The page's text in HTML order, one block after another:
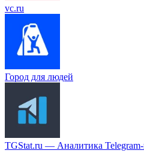
vc.ru
Город для людей
TGStat.ru — Аналитика Telegram-